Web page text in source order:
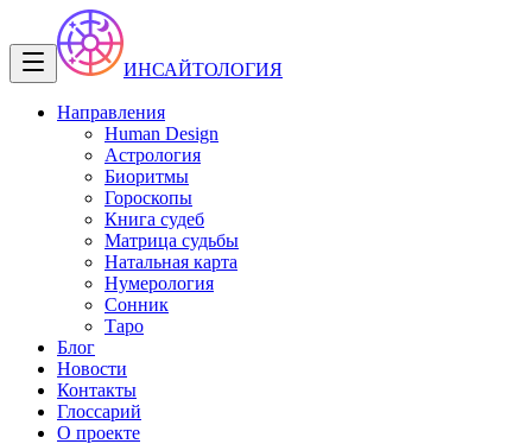
ИНСАЙТОЛОГИЯ
Направления
Human Design
Астрология
Биоритмы
Гороскопы
Книга судеб
Матрица судьбы
Натальная карта
Нумерология
Сонник
Таро
Блог
Новости
Контакты
Глоссарий
О проекте